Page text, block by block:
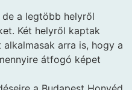
a legtöbb helyről
Két helyről kaptak
arra is, hogy a
átfogó képet